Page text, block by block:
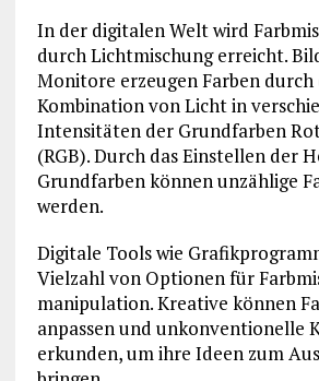
In der digitalen Welt wird
durch Lichtmischung erreicht.
Monitore erzeugen Farben durch
Kombination von Licht in
Intensitäten der Grundfarben
(RGB). Durch das Einstellen der
Grundfarben können unzählige
werden.
Digitale Tools wie
Vielzahl von Optionen für
manipulation. Kreative können
anpassen und unkonventionelle
erkunden, um ihre Ideen zum